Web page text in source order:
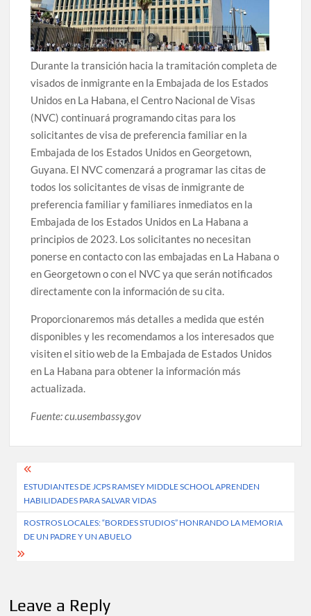
Durante la transición hacia la tramitación completa de
visados de inmigrante en la Embajada de los Estados
Unidos en La Habana, el Centro Nacional de Visas
(NVC) continuará programando citas para los
solicitantes de visa de preferencia familiar en la
Embajada de los Estados Unidos en Georgetown,
Guyana. El NVC comenzará a programar las citas de
todos los solicitantes de visas de inmigrante de
preferencia familiar y familiares inmediatos en la
Embajada de los Estados Unidos en La Habana a
principios de 2023. Los solicitantes no necesitan
ponerse en contacto con las embajadas en La Habana o
en Georgetown o con el NVC ya que serán notificados
directamente con la información de su cita.
Proporcionaremos más detalles a medida que estén
disponibles y les recomendamos a los interesados que
visiten el sitio web de la Embajada de Estados Unidos
en La Habana para obtener la información más
actualizada.
Fuente: cu.usembassy.gov
Post
navigation
ESTUDIANTES DE JCPS RAMSEY MIDDLE SCHOOL APRENDEN
HABILIDADES PARA SALVAR VIDAS
ROSTROS LOCALES: “BORDES STUDIOS” HONRANDO LA MEMORIA
DE UN PADRE Y UN ABUELO
Leave a Reply